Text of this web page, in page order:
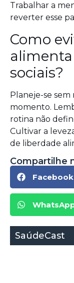
Trabalhar a
reverter esse
Como
sociais?
Planeje-se
momento.
rotina não
Cultivar a
de liberdade
Compartilhe
Facebook
SaúdeCast